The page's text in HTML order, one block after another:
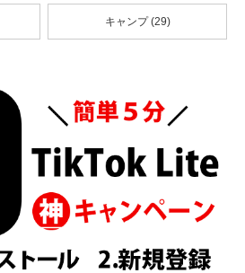
キャンプ (29)